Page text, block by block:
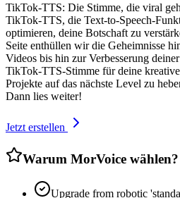
TikTok-TTS: Die Stimme, die viral
TikTok-TTS, die Text-to-Speech-
optimieren, deine Botschaft zu
Seite enthüllen wir die Geheimnisse
Videos bis hin zur Verbesserung
TikTok-TTS-Stimme für deine
Projekte auf das nächste Level zu
Dann lies weiter!
Jetzt erstellen
Warum MorVoice wählen?
Upgrade from robotic